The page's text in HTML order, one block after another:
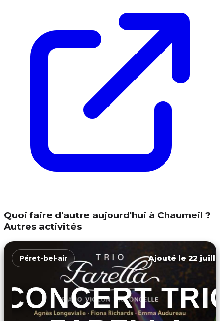
Quoi faire d'autre aujourd'hui à Chaumeil ?
Autres activités
Péret-bel-air Ajouté le 22
CONCERT